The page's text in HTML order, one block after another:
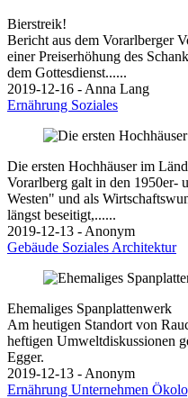
Bierstreik!
Bericht aus dem Vorarlberger
einer Preiserhöhung des
dem Gottesdienst......
2019-12-16 - Anna Lang
Ernährung Soziales
Die ersten Hochhäuser im
Vorarlberg galt in den 1950er-
Westen" und als
längst beseitigt,......
2019-12-13 - Anonym
Gebäude Soziales Architektur
Ehemaliges Spanplattenwerk
Am heutigen Standort von
heftigen Umweltdiskussionen
Egger.
2019-12-13 - Anonym
Ernährung Unternehmen